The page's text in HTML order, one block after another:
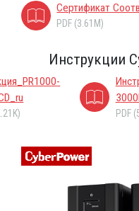
Сертификат
PDF (3.61M)
Инструкции
PDF